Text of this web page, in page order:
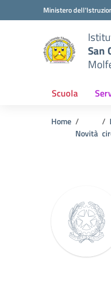
Vai ai contenuti
Vai al menu di navigazione
Ministero
San
Scuola
Home
Novità